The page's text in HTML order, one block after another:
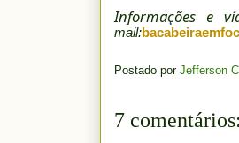
Informações e
mail:
Postado por Jefferson
7 comentários: